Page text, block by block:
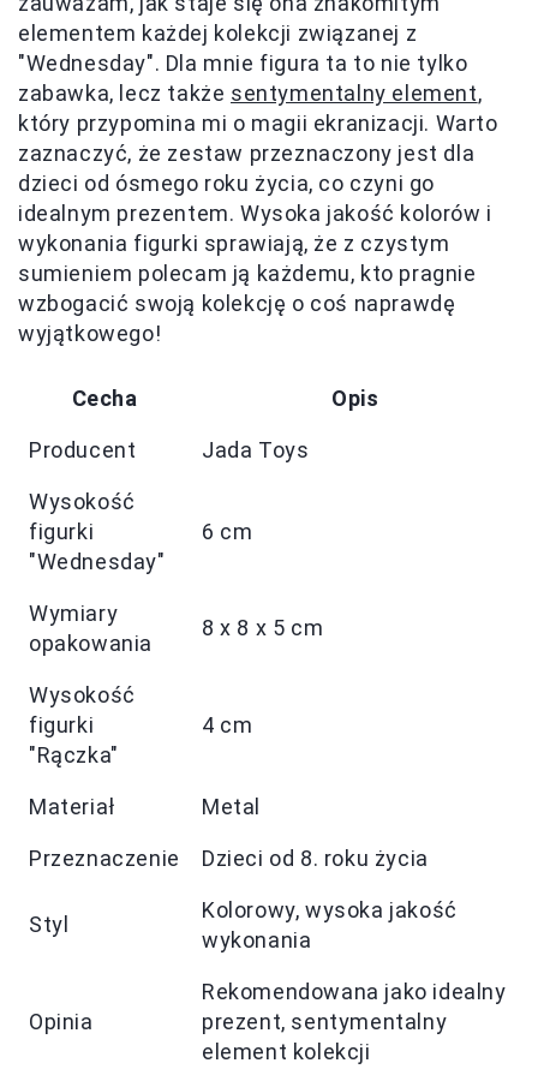
elementem każdej kolekcji związanej z
"Wednesday". Dla mnie figura ta to nie tylko
zabawka, lecz także sentymentalny element,
który przypomina mi o magii ekranizacji. Warto
zaznaczyć, że zestaw przeznaczony jest dla
dzieci od ósmego roku życia, co czyni go
idealnym prezentem. Wysoka jakość kolorów i
wykonania figurki sprawiają, że z czystym
sumieniem polecam ją każdemu, kto pragnie
wzbogacić swoją kolekcję o coś naprawdę
wyjątkowego!
Cecha Opis
Producent Jada Toys
Wysokość
figurki
"Wednesday"
6 cm
Wymiary
opakowania
8 x 8 x 5 cm
Wysokość
figurki
"Rączka"
4 cm
Materiał Metal
Przeznaczenie Dzieci od 8. roku życia
Styl
Kolorowy, wysoka jakość
wykonania
Opinia
Rekomendowana jako idealny
prezent, sentymentalny
element kolekcji